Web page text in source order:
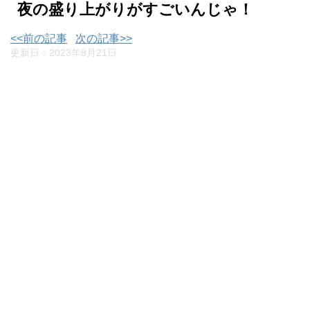
夜の盛り上がりがすごいんじゃ！
<<前の記事 次の記事>>
更新日： 2023年8月21日